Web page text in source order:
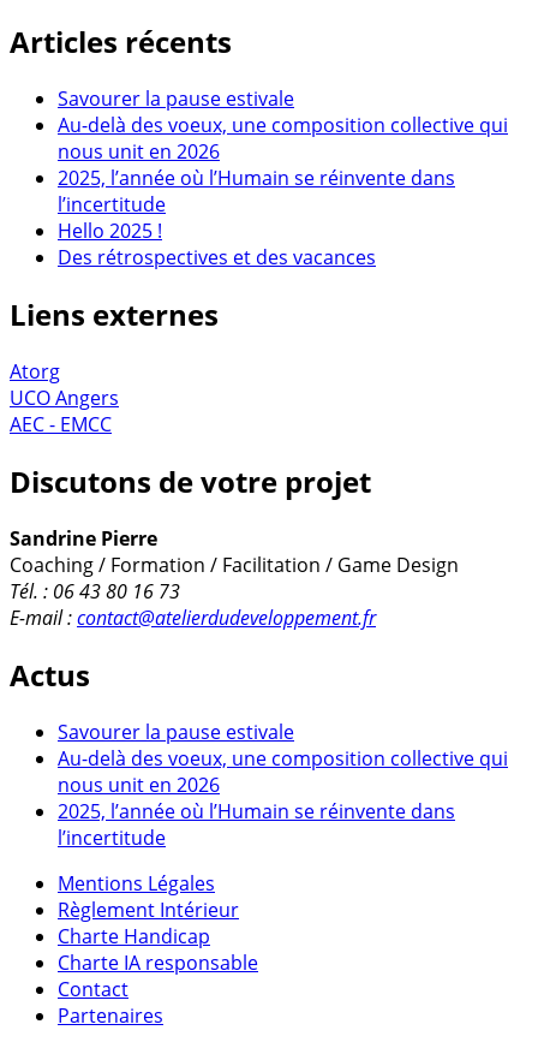
Articles récents
Savourer la pause estivale
Au-delà des voeux, une composition collective qui
nous unit en 2026
2025, l’année où l’Humain se réinvente dans
l’incertitude
Hello 2025 !
Des rétrospectives et des vacances
Liens externes
Atorg
UCO Angers
AEC - EMCC
Discutons de votre projet
Sandrine Pierre
Coaching / Formation / Facilitation / Game Design
Tél. : 06 43 80 16 73
E-mail :contact@atelierdudeveloppement.fr
Actus
Savourer la pause estivale
Au-delà des voeux, une composition collective qui
nous unit en 2026
2025, l’année où l’Humain se réinvente dans
l’incertitude
Mentions Légales
Règlement Intérieur
Charte Handicap
Charte IA responsable
Contact
Partenaires